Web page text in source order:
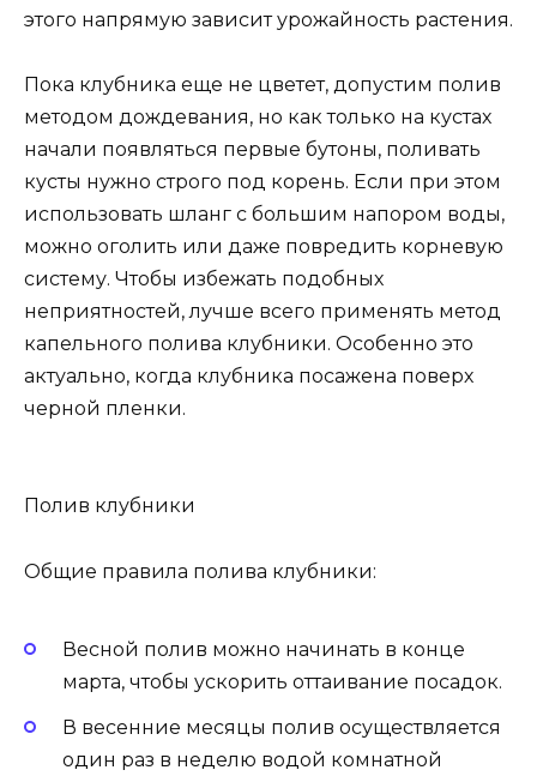
этого напрямую зависит урожайность растения.
Пока клубника еще не цветет, допустим полив
методом дождевания, но как только на кустах
начали появляться первые бутоны, поливать
кусты нужно строго под корень. Если при этом
использовать шланг с большим напором воды,
можно оголить или даже повредить корневую
систему. Чтобы избежать подобных
неприятностей, лучше всего применять метод
капельного полива клубники. Особенно это
актуально, когда клубника посажена поверх
черной пленки.
Полив клубники
Общие правила полива клубники:
Весной полив можно начинать в конце
марта, чтобы ускорить оттаивание посадок.
В весенние месяцы полив осуществляется
один раз в неделю водой комнатной